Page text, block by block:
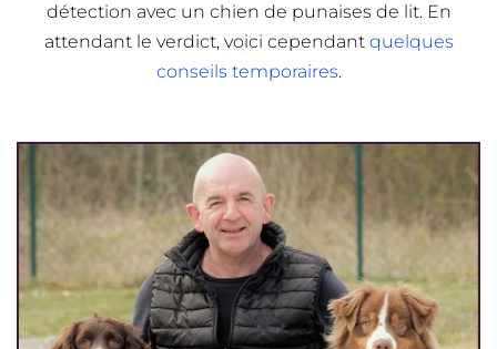
détection avec un chien de punaises de lit. En
attendant le verdict, voici cependant quelques
conseils temporaires.